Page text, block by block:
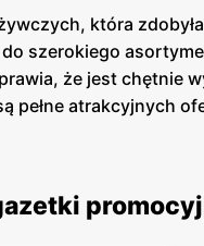
która
szerokiego
że jest chętnie
pełne atrakcyjnych
rodzimą